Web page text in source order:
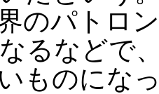
のパトロ
るなどで
ものにな